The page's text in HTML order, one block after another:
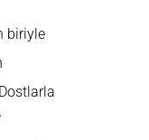
biriyle